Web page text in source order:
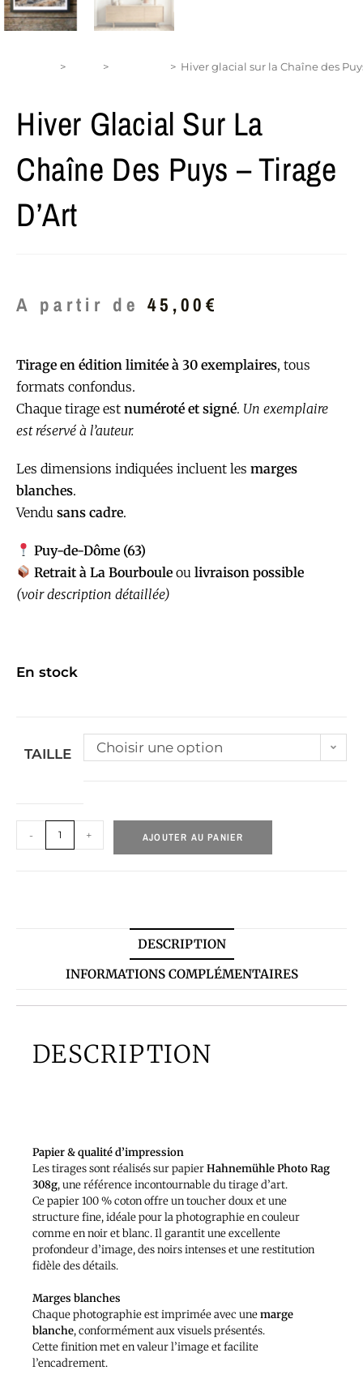
> > > Hiver glacial sur la Chaîne des
Hiver Glacial Sur La
Chaîne Des Puys – Tirage
D’Art
A partir de 45,00€
Tirage en édition limitée à 30 exemplaires, tous
formats confondus.
Chaque tirage est numéroté et signé. Un exemplaire
est réservé à l’auteur.
Les dimensions indiquées incluent les marges
blanches.
Vendu sans cadre.
Puy-de-Dôme (63)
Retrait à La Bourbouleoulivraison possible
(voir description détaillée)
En stock
TAILLE Choisir une option
- + AJOUTER AU PANIER
DESCRIPTION
INFORMATIONS COMPLÉMENTAIRES
DESCRIPTION
Papier & qualité d’impression
Les tirages sont réalisés sur papierHahnemühle Photo Rag
308g, une référence incontournable du tirage d’art.
Ce papier 100 % coton offre un toucher doux et une
structure fine, idéale pour la photographie en couleur
comme en noir et blanc. Il garantit une excellente
profondeur d’image, des noirs intenses et une restitution
fidèle des détails.
Marges blanches
Chaque photographie est imprimée avec unemarge
blanche, conformément aux visuels présentés.
Cette finition met en valeur l’image et facilite
l’encadrement.